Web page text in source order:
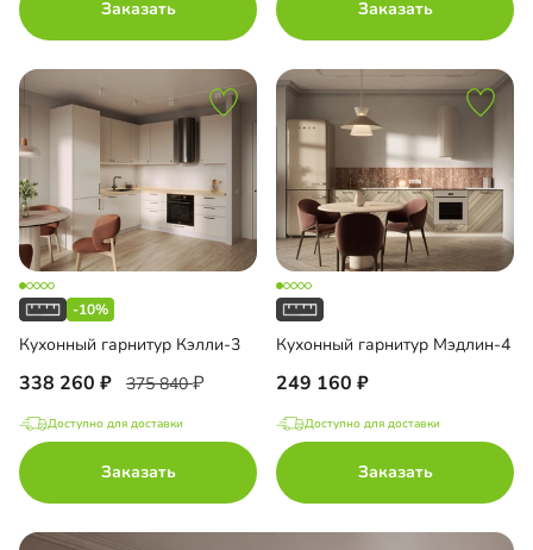
Заказать Заказать
-10%
Кухонный гарнитур Кэлли-3
338 260 375 840
Доступно для доставки
Заказать
Кухонный гарнитур Мэдлин-4
249 160
Доступно для доставки
Заказать